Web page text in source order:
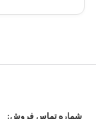
شماره تماس فروش: